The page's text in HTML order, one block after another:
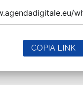
COPIA LINK